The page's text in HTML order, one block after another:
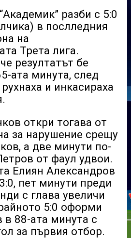
разби с 5:0
в послледния
на
Трета лига.
резултатът бе
ата минута, след
и инкасираха
откри тогава от
за нарушение срещу
а две минути по-
от фаул удвои.
Елиян Александров
пет минути преди
с глава увеличи
5:0 оформи
88-ата минута с
за първия отбор.